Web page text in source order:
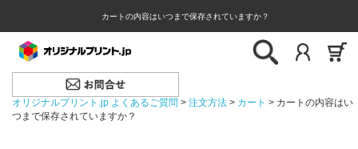
カートの内容はいつまで保存されていますか？
オリジナルプリント.jp よくあるご質問 > 注文方法 > カート > カートの内容はい
つまで保存されていますか？